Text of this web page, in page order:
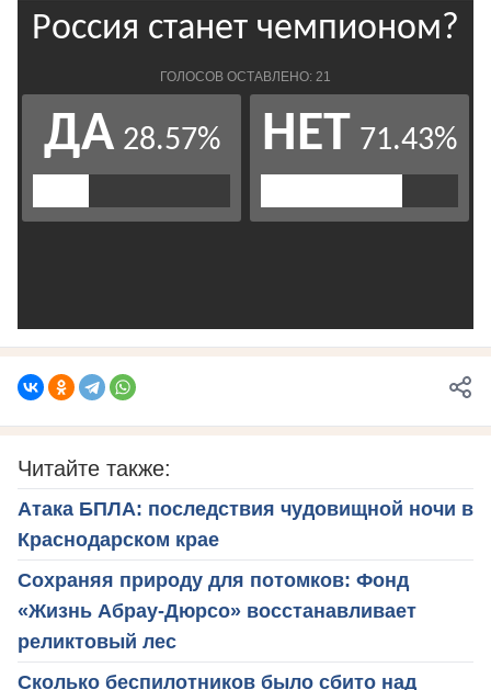
Читайте также:
Атака БПЛА: последствия чудовищной ночи в
Краснодарском крае
Сохраняя природу для потомков: Фонд
«Жизнь Абрау-Дюрсо» восстанавливает
реликтовый лес
Сколько беспилотников было сбито над